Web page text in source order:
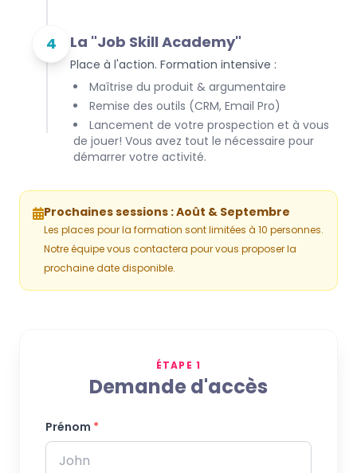
4 La "Job Skill Academy"
Place à l'action. Formation intensive :
Maîtrise du produit & argumentaire
Remise des outils (CRM, Email Pro)
Lancement de votre prospection et à vous
de jouer! Vous avez tout le nécessaire pour
démarrer votre activité.
Prochaines sessions :Août & Septembre
Les places pour la formation sont limitées à 10 personnes.
Notre équipe vous contactera pour vous proposer la
prochaine date disponible.
ÉTAPE 1
Demande d'accès
Prénom *